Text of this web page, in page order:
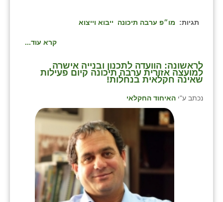
תגיות: מו״פ ערבה תיכונה ייבוא וייצוא
קרא עוד...
לראשונה: הוועדה לתכנון ובנייה אישרה
למועצה אזורית ערבה תיכונה קיום פעילות
שאינה חקלאית בנחלות!
נכתב ע"י האיחוד החקלאי